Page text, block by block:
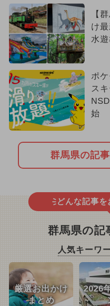
【
け
水
ポ
ス
始
群馬県の記
どんな記事を
群馬県の記
人気キーワ
厳選お出かけ
まとめ
2026